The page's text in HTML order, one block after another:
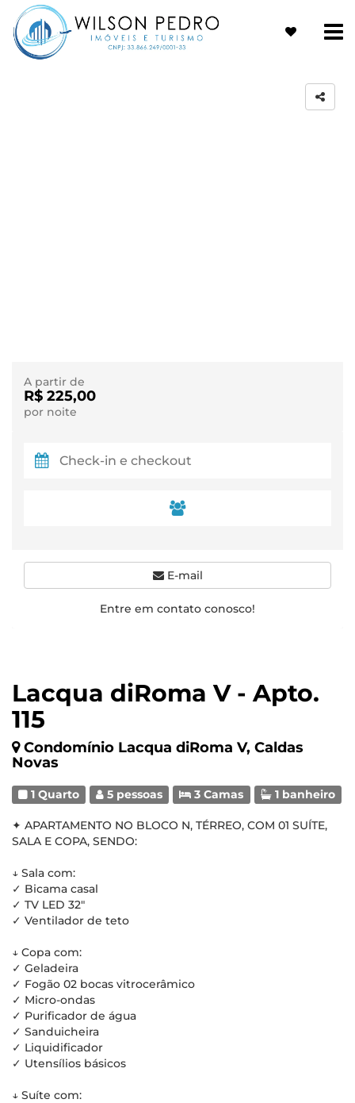
Lacqua diRoma V - Apto.
115
Condomínio Lacqua diRoma V, Caldas
Novas
1 Quarto 5 pessoas 3 Camas 1 banheiro
✦ APARTAMENTO NO BLOCO N, TÉRREO, COM 01 SUÍTE,
SALA E COPA, SENDO:
↓ Sala com:
✓ Bicama casal
✓ TV LED 32"
✓ Ventilador de teto
↓ Copa com:
✓ Geladeira
✓ Fogão 02 bocas vitrocerâmico
✓ Micro-ondas
✓ Purificador de água
✓ Sanduicheira
✓ Liquidificador
✓ Utensílios básicos
↓ Suíte com:
A partir de
R$ 225,00
por noite
E-mail
Entre em contato conosco!